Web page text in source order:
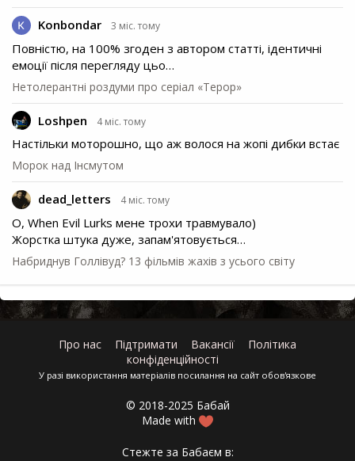
Konbondar 3 міс. тому
Повністю, на 100% згоден з автором статті, ідентичні
емоції після перегляду цьо…
Нетолерантні роздуми про серіал «Терор»
Loshpen 4 міс. тому
Настільки моторошно, що аж волося на жопі дибки встає
Морок над Інсмутом
dead_letters 4 міс. тому
О, When Evil Lurks мене трохи травмувало)
Жорстка штука дуже, запам'ятовується…
Набриднув Голлівуд? 13 фільмів жахів з усього світу
Про нас Підтримати Вакансії
Політика
конфіденційності
У разі використання матеріалів посилання на сайт обов'язкове
© 2018-2025 Бабай
Made with
Стежте за Бабаєм в: